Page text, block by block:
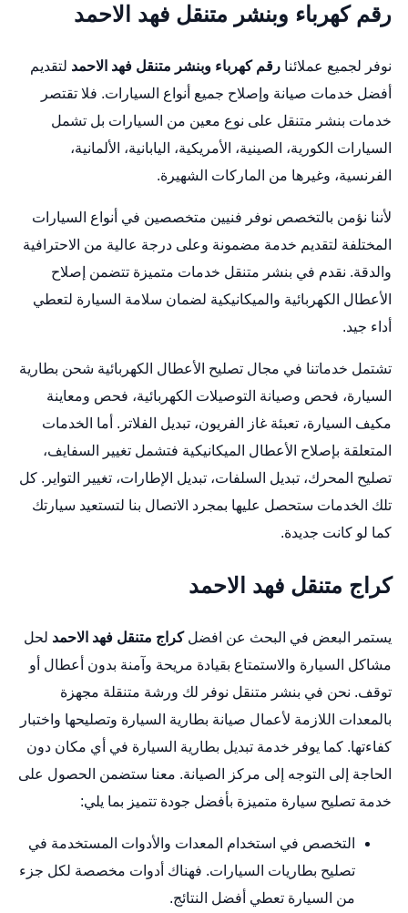
رقم كهرباء وبنشر متنقل فهد الاحمد
نوفر لجميع عملائنا رقم كهرباء وبنشر متنقل فهد الاحمد لتقديم
أفضل خدمات صيانة وإصلاح جميع أنواع السيارات. فلا تقتصر
خدمات بنشر متنقل على نوع معين من السيارات بل تشمل
السيارات الكورية، الصينية، الأمريكية، اليابانية، الألمانية،
الفرنسية، وغيرها من الماركات الشهيرة.
لأننا نؤمن بالتخصص نوفر فنيين متخصصين في أنواع السيارات
المختلفة لتقديم خدمة مضمونة وعلى درجة عالية من الاحترافية
والدقة. نقدم في بنشر متنقل خدمات متميزة تتضمن إصلاح
الأعطال الكهربائية والميكانيكية لضمان سلامة السيارة لتعطي
أداء جيد.
تشتمل خدماتنا في مجال تصليح الأعطال الكهربائية شحن بطارية
السيارة، فحص وصيانة التوصيلات الكهربائية، فحص ومعاينة
مكيف السيارة، تعبئة غاز الفريون، تبديل الفلاتر. أما الخدمات
المتعلقة بإصلاح الأعطال الميكانيكية فتشمل تغيير السفايف،
تصليح المحرك، تبديل السلفات، تبديل الإطارات، تغيير التواير. كل
تلك الخدمات ستحصل عليها بمجرد الاتصال بنا لتستعيد سيارتك
كما لو كانت جديدة.
كراج متنقل فهد الاحمد
يستمر البعض في البحث عن افضلكراج متنقل فهد الاحمد لحل
مشاكل السيارة والاستمتاع بقيادة مريحة وآمنة بدون أعطال أو
توقف. نحن في بنشر متنقل نوفر لك ورشة متنقلة مجهزة
بالمعدات اللازمة لأعمال صيانة بطارية السيارة وتصليحها واختبار
كفاءتها. كما يوفر خدمة تبديل بطارية السيارة في أي مكان دون
الحاجة إلى التوجه إلى مركز الصيانة. معنا ستضمن الحصول على
خدمة تصليح سيارة متميزة بأفضل جودة تتميز بما يلي:
التخصص في استخدام المعدات والأدوات المستخدمة في
تصليح بطاريات السيارات. فهناك أدوات مخصصة لكل جزء
من السيارة تعطي أفضل النتائج.